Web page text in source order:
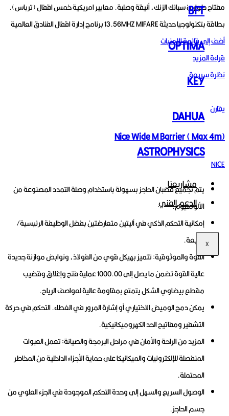
BFT
OPTIMA
KEY
DAHUA
ASTROPHYSICS
مشاريعنا
الدعم الفني
X
مفتاح طوارئ سبائك الزنك، أنيقة وصلبة. معايير امريكية خمس اقفال (ترباس).
بطاقة بتكنولوجيا حديثة 13.56MHZ MIFARE برنامج إدارة اقفال الفنادق العالمية
أضف إلى قائمة الامنيات
قراءة المزيد
نظرة سريعة
يقارن
Nice Wide M Barrier ( Max 4m)
NICE
يتم تجميع قضبان الحاجز بسهولة باستخدام وصلة التمدد المصنوعة من
الألومنيوم.
إمكانية التحكم الذكي في آليتين متعارضتين بفضل الوظيفة الرئيسية/
التابعة.
القوة والموثوقية: تتميز بهيكل قوي من الفولاذ، ونوابض موازنة جديدة
عالية القوة تضمن ما يصل إلى 1000.00 عملية فتح وإغلاق وقضيب
مقطع بيضاوي الشكل يتمتع بمقاومة عالية لعواصف الرياح.
يمكن دمج الوميض الاختياري أو إشارة المرور في الغطاء.التحكم في حركة
التشفير ومفاتيح الحد الكهروميكانيكية.
المزيد من الراحة والأمان في مراحل البرمجة والصيانة: تعمل العبوات
المنفصلة للإلكترونيات والميكانيكا على حماية الأجزاء الداخلية من المخاطر
المحتملة.
الوصول السريع والسهل إلى وحدة التحكم الموجودة في الجزء العلوي من
جسم الحاجز.